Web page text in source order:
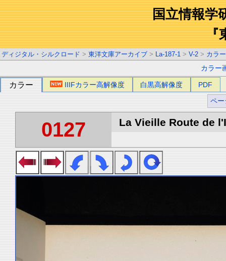
国立情報学
『
ディジタル・シルクロード > 東洋文庫アーカイブ > La-187-1 > V-2 > カラ
カラー
カラー IIIFカラー高解像度 白黒高解像度 PDF
ペー
0127 La Vieille Route de